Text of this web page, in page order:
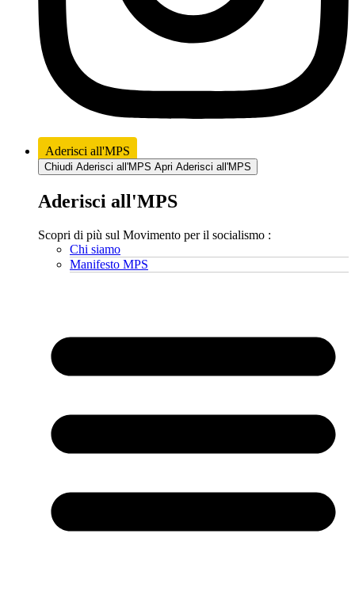
Aderisci all'MPS
Chiudi Aderisci all'MPS Apri Aderisci all'MPS
Aderisci all'MPS
Scopri di più sul Movimento per il socialismo :
Chi siamo
Manifesto MPS